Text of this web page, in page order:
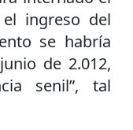
el ingreso del
se habría
de 2.012,
senil”, tal